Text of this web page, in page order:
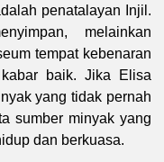
penatalayan Injil.
melainkan
tempat kebenaran
baik. Jika Elisa
yang tidak pernah
sumber minyak yang
dan berkuasa.